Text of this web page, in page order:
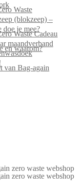
Waste
(blokzeep) –
je mee?
Waste Cadeau
maandverband
en waarom?
van Bag-again